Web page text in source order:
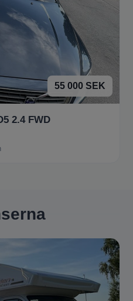
55 000 SEK
2.4 FWD